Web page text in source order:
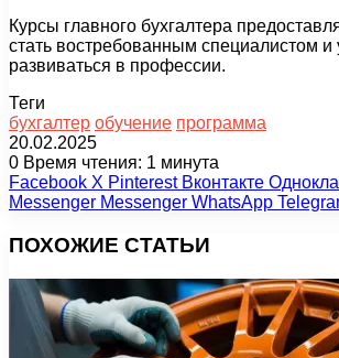
Курсы главного бухгалтера
стать востребованным специалистом и
развиваться в профессии.
Теги
бухгалтер обучение программа
20.02.2025
0 Время чтения: 1 минута
Facebook X Pinterest Вконтакте
Messenger Messenger WhatsApp
ПОХОЖИЕ СТАТЬИ